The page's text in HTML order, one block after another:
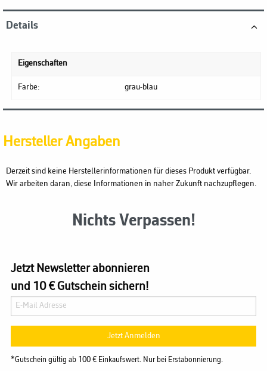
Details
Eigenschaften
Farbe: grau-blau
Hersteller Angaben
Derzeit sind keine Herstellerinformationen für dieses Produkt verfügbar.
Wir arbeiten daran, diese Informationen in naher Zukunft nachzupflegen.
Nichts Verpassen!
Jetzt Newsletter abonnieren
und 10 € Gutschein sichern!
Jetzt Anmelden
*Gutschein gültig ab 100 € Einkaufswert. Nur bei Erstabonnierung.